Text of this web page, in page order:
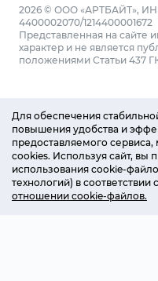
2026 © ООО «АРТБАЙТ»,
4400002070/1214400001672
Представленная на сайте
характер и не является
положениями Статьи 437
Для обеспечения
повышения удобства и
предоставляемого
cookies. Используя сайт, вы
использования cookie-
технологий) в соответствии с
отношении cookie-файлов.